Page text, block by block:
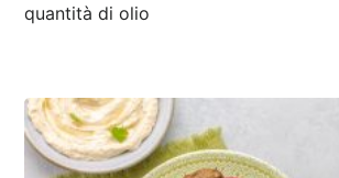
quantità di olio